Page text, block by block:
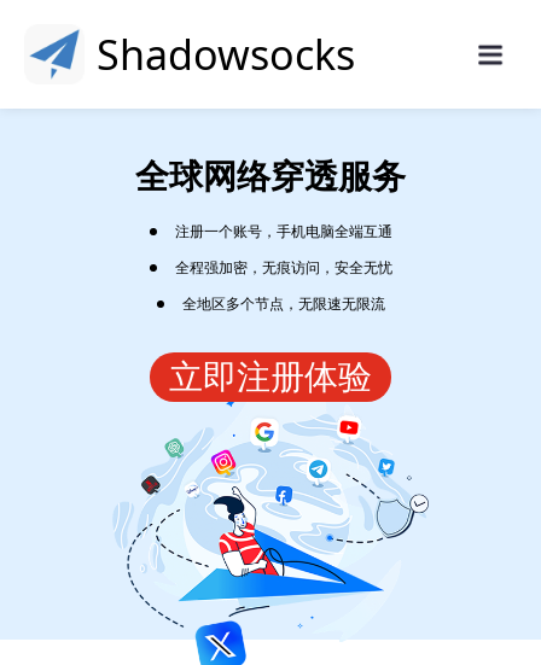
Shadowsocks
全球网络穿透服务
注册一个账号，手机电脑全端互通
全程强加密，无痕访问，安全无忧
全地区多个节点，无限速无限流
立即注册体验